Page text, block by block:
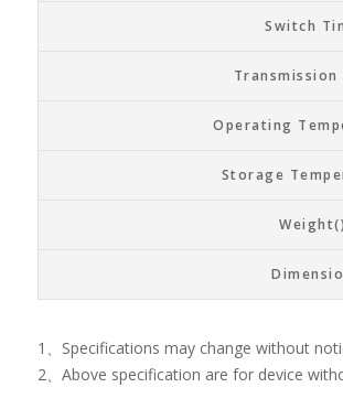
Switch
Transmission
Operating
Storage
Weight()
1、Specifications may change without
2、Above specification are for device